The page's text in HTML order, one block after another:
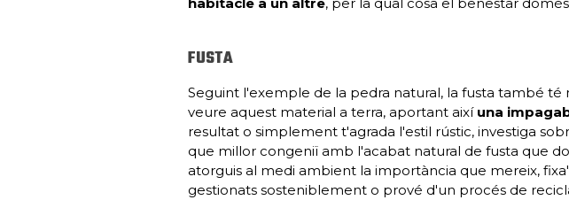
FUSTA
Seguint l'exemple de la pedra natural, la fusta també
veure aquest material a terra, aportant així una
resultat o simplement t'agrada l'estil rústic, investiga
que millor congeniï amb l'acabat natural de fusta que
atorguis al medi ambient la importància que mereix,
gestionats sosteniblement o prové d'un procés de